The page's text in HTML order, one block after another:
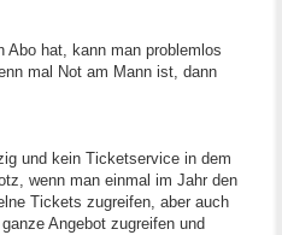
hat, kann man problemlos
mal Not am Mann ist, dann
und kein Ticketservice in dem
wenn man einmal im Jahr den
Tickets zugreifen, aber auch
Angebot zugreifen und